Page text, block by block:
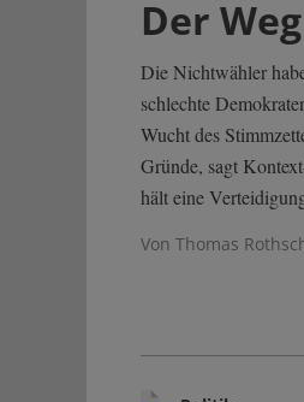
Der
Die Nichtwähler
schlechte
Wucht des
Gründe, sagt
hält eine
Von Thomas